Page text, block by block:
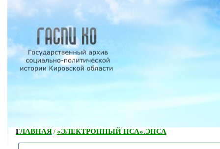
ГЛАВНАЯ/ «ЭЛЕКТРОННЫЙ НСА».ЭНСА